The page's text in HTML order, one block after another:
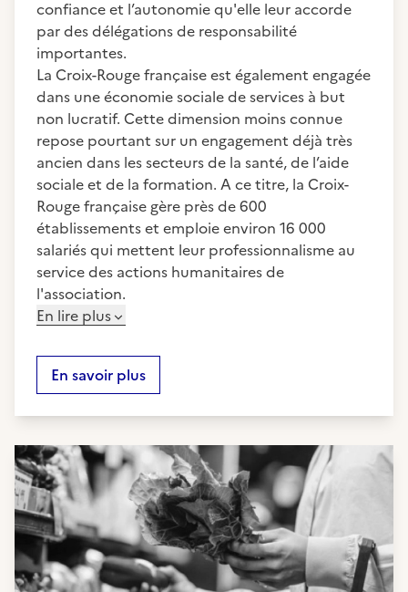
confiance et l’autonomie qu'elle leur accorde
par des délégations de responsabilité
importantes.
La Croix-Rouge française est également engagée
dans une économie sociale de services à but
non lucratif. Cette dimension moins connue
repose pourtant sur un engagement déjà très
ancien dans les secteurs de la santé, de l’aide
sociale et de la formation. A ce titre, la Croix-
Rouge française gère près de 600
établissements et emploie environ 16 000
salariés qui mettent leur professionnalisme au
service des actions humanitaires de
l'association.
En lire plus
En savoir plus